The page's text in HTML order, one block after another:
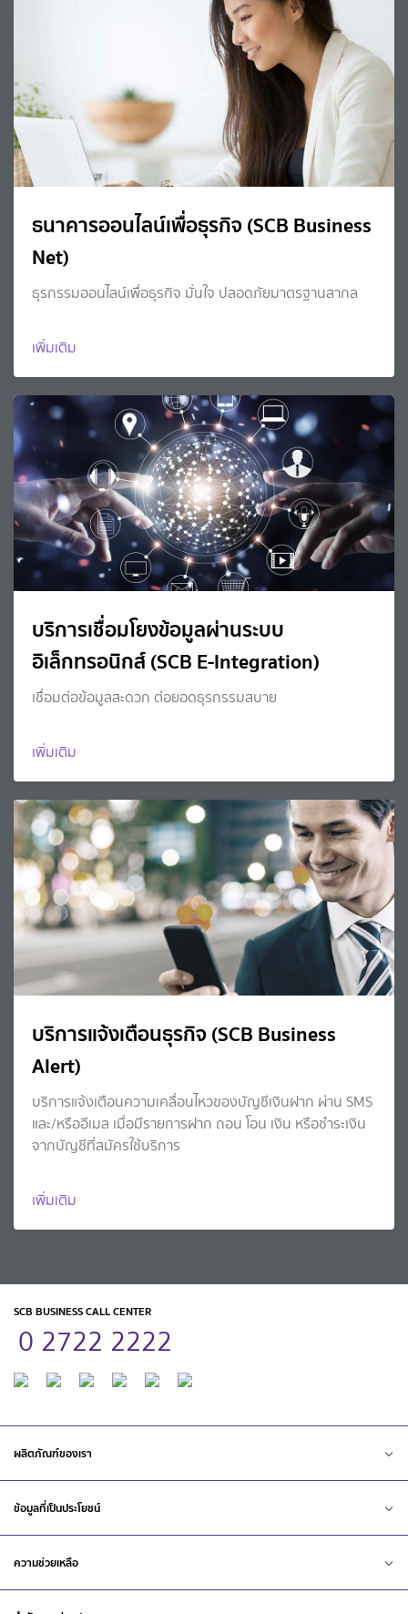
ธนาคารออนไลน์เพื่อธุรกิจ (SCB Business
Net)
ธุรกรรมออนไลน์เพื่อธุรกิจ มั่นใจ ปลอดภัยมาตรฐานสากล
เพิ่มเติม
บริการเชื่อมโยงข้อมูลผ่านระบบ
อิเล็กทรอนิกส์ (SCB E-Integration)
เชื่อมต่อข้อมูลสะดวก ต่อยอดธุรกรรมสบาย
เพิ่มเติม
บริการแจ้งเตือนธุรกิจ (SCB Business
Alert)
บริการแจ้งเตือนความเคลื่อนไหวของบัญชีเงินฝาก ผ่าน SMS
และ/หรืออีเมล เมื่อมีรายการฝาก ถอน โอน เงิน หรือชำระเงิน
จากบัญชีที่สมัครใช้บริการ
เพิ่มเติม
SCB BUSINESS CALL CENTER
0 2722 2222
ผลิตภัณฑ์ของเรา
ข้อมูลที่เป็นประโยชน์
ความช่วยเหลือ